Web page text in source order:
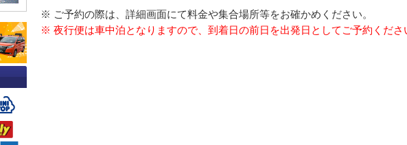
※ ご予約の際は、詳細画面にて料金や集合場所等をお確かめください。
※ 夜行便は車中泊となりますので、到着日の前日を出発日としてご予約くださ